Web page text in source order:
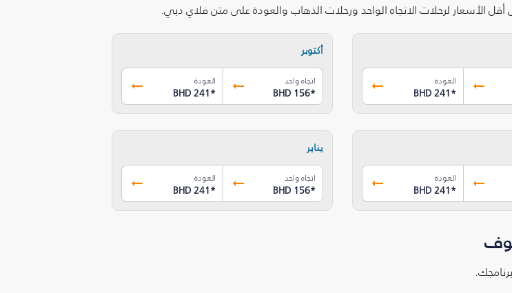
الأسعار لرحلات الاتجاه الواحد ورحلات الذهاب والعودة على متن فلاي دبي.
العودة
BHD 241*
أكتوبر
اتجاه واحد
BHD 156*
العودة
BHD 241*
العودة
BHD 241*
يناير
اتجاه واحد
BHD 156*
العودة
BHD 241*